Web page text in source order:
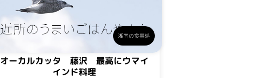
湘南の食事処
オーカルカッタ 藤沢 最高にウマイ
インド料理